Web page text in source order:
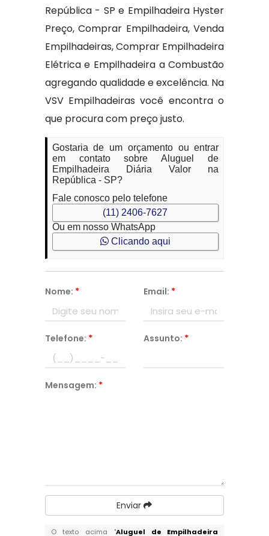
República - SP e Empilhadeira Hyster
Preço, Comprar Empilhadeira, Venda
Empilhadeiras, Comprar Empilhadeira
Elétrica e Empilhadeira a Combustão
agregando qualidade e excelência. Na
VSV Empilhadeiras você encontra o
que procura com preço justo.
Gostaria de um orçamento ou entrar
em contato sobre Aluguel de
Empilhadeira Diária Valor na
República - SP?
Fale conosco pelo telefone
(11) 2406-7627
Ou em nosso WhatsApp
Clicando aqui
Nome: * Email: *
Telefone: * Assunto: *
Mensagem: *
Enviar
O texto acima "Aluguel de Empilhadeira